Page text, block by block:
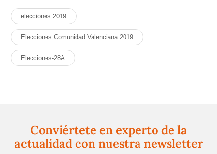
elecciones 2019
Elecciones Comunidad Valenciana 2019
Elecciones-28A
Conviértete en experto de la
actualidad con nuestra newsletter